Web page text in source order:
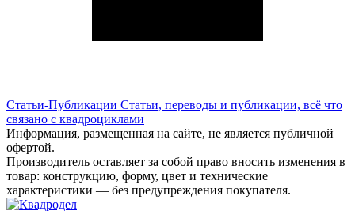
Статьи-Публикации Статьи, переводы и публикации, всё что
связано с квадроциклами
Информация, размещенная на сайте, не является публичной
офертой.
Производитель оставляет за собой право вносить изменения в
товар: конструкцию, форму, цвет и технические
характеристики — без предупреждения покупателя.